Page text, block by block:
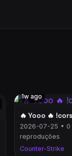
1w ago
🔥 Yooo 🔥
2026-07-25 • 0
reproduções
Counter-Strike